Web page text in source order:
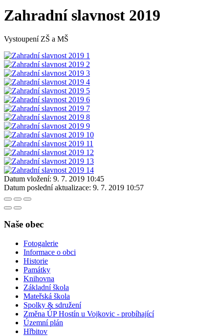
Zahradní slavnost 2019
Vystoupení ZŠ a MŠ
Datum vložení: 9. 7. 2019 10:45
Datum poslední aktualizace: 9. 7. 2019 10:57
Naše obec
Fotogalerie
Informace o obci
Historie
Památky
Knihovna
Základní škola
Mateřská škola
Spolky & sdružení
Změna ÚP Hostín u Vojkovic - probíhající
Územní plán
Hřbitov